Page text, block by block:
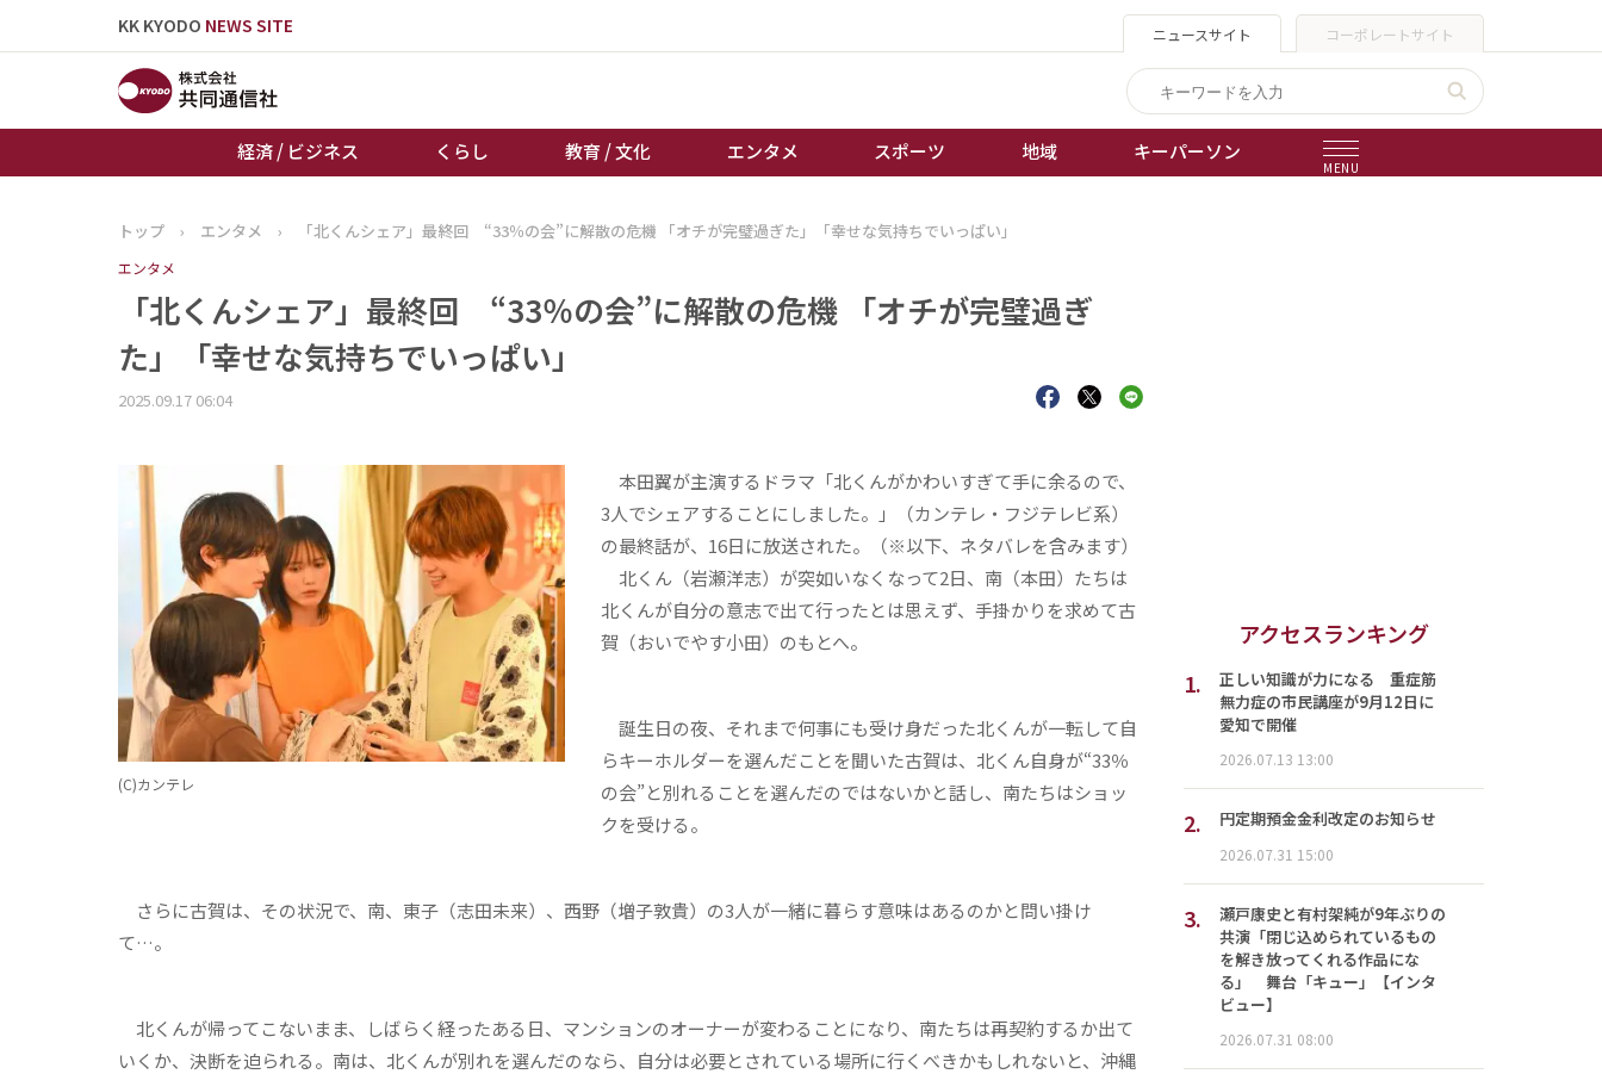
KK KYODO NEWS SITE ニュースサイト コーポレートサイト
経済 / ビジネス くらし 教育 / 文化 エンタメ スポーツ 地域 キーパーソン
MENU
トップページ
経済 / ビジネス
教育 / 文化
エンタメ
キーパーソン
誰もが輝いて働く社会へ
オートレース
トップ › エンタメ › 「北くんシェア」最終回 “33％の会”に解散の危機 「オチが完璧過ぎた」「幸せな気持ちでいっぱい」
エンタメ
「北くんシェア」最終回 “33％の会”に解散の危機 「オチが完璧過ぎ
た」「幸せな気持ちでいっぱい」
2025.09.17 06:04
(C)カンテレ
本田翼が主演するドラマ「北くんがかわいすぎて手に余るので、
3人でシェアすることにしました。」（カンテレ・フジテレビ系）
の最終話が、16日に放送された。（※以下、ネタバレを含みます）
北くん（岩瀬洋志）が突如いなくなって2日、南（本田）たちは
北くんが自分の意志で出て行ったとは思えず、手掛かりを求めて古
賀（おいでやす小田）のもとへ。
誕生日の夜、それまで何事にも受け身だった北くんが一転して自
らキーホルダーを選んだことを聞いた古賀は、北くん自身が“33％
の会”と別れることを選んだのではないかと話し、南たちはショッ
クを受ける。
さらに古賀は、その状況で、南、東子（志田未来）、西野（増子敦貴）の3人が一緒に暮らす意味はあるのかと問い掛け
て…。
北くんが帰ってこないまま、しばらく経ったある日、マンションのオーナーが変わることになり、南たちは再契約するか出て
いくか、決断を迫られる。南は、北くんが別れを選んだのなら、自分は必要とされている場所に行くべきかもしれないと、沖縄
アクセスランキング
1.
正しい知識が力になる 重症筋
無力症の市民講座が9月12日に
愛知で開催
2026.07.13 13:00
2. 円定期預金金利改定のお知らせ
2026.07.31 15:00
3.
瀬戸康史と有村架純が9年ぶりの
共演「閉じ込められているもの
を解き放ってくれる作品にな
る」 舞台「キュー」【インタ
ビュー】
2026.07.31 08:00